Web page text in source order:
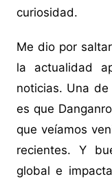
curiosidad.
Me dio por
la actualidad
noticias. Una
es que
que veíamos
recientes. Y
global e